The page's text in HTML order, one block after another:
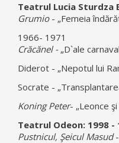
Teatrul Lucia Sturdza
Grumio- „Femeia
1966- 1971
Crăcănel -„D`ale
Diderot - „Nepotul lui
Socrate -
Koning Peter- „Leonce
Teatrul Odeon: 1998 -
Pustnicul, Şeicul Masud-